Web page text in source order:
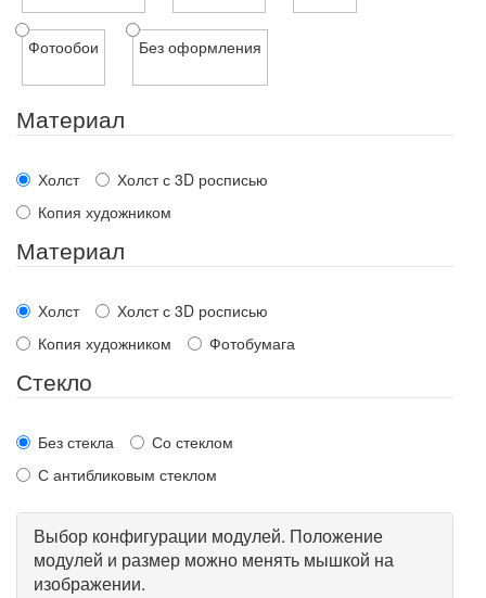
Фотообои Без оформления
Материал
Холст
Холст с 3D росписью
Копия художником
Материал
Холст
Холст с 3D росписью
Копия художником
Фотобумага
Стекло
Без стекла
Со стеклом
С антибликовым стеклом
Выбор конфигурации модулей. Положение
модулей и размер можно менять мышкой на
изображении.